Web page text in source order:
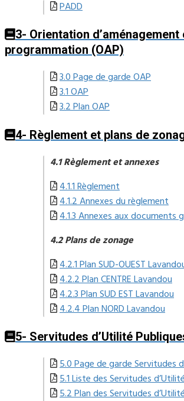
PADD
3- Orientation d’aménagement
programmation (OAP)
3.0 Page de garde OAP
3.1 OAP
3.2 Plan OAP
4- Règlement et plans de
4.1 Règlement et annexes
4.1.1 Règlement
4.1.2 Annexes du règlement
4.1.3 Annexes aux documents
4.2 Plans de zonage
4.2.1 Plan SUD-OUEST
4.2.2 Plan CENTRE Lavandou
4.2.3 Plan SUD EST Lavandou
4.2.4 Plan NORD Lavandou
5- Servitudes d’Utilité
5.0 Page de garde Servitudes
5.1 Liste des Servitudes
5.2 Plan des Servitudes